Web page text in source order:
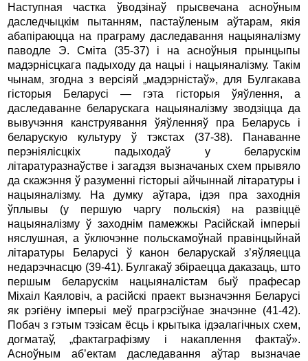
Наступная частка ўводзінаў прысвечана асноўным
даследчыцкім пытанням, пастаўленым аўтарам, якія
абапіраюцца на праграму даследавання нацыяналізму
паводле Э. Сміта (35-37) i на асноўныя прынцыпы
мадэрнісцкага падыходу да нацыі i нацыяналізму. Такім
чынам, згодна з версіяй „мадэрністаў», для Булгакава
гісторыя Беларусі — гэта гісторыя ўяўлення, a
даследаванне беларускага нацыяналізму зводзіцца да
вывучэння канструявання ўяўленняў пра Беларусь i
беларускую культуру ў тэкстах (37-38). Панаванне
перэніялісцкіх падыходаў у беларускім
літаратуразнаўстве і загадзя вызначаных схем прывяло
да скажэння ў разуменні гісторыі айчыннай літаратуры i
нацыяналізму. На думку аўтара, ідэя пра заходнія
ўплывы (у першую чаргу польскія) на развіццё
нацыяналізму ў заходнім памежжы Расійскай імперыі
няслушная, a ўключэнне польскамоўнай правінцыйнай
літаратуры Беларусі ў канон беларускай з’яўляецца
недарэчнасцю (39-41). Булгакаў збіраецца даказаць, што
першым беларускім нацыяналістам быў прафесар
Міхаіл Каяловіч, a расійскі праект вызначэння Беларусі
як рэгіёну імперыі меў прагрэсіўнае значэнне (41-42).
Побач з гэтым тэзісам ёсць i крытыка ідэалагічных схем,
догматаў, „фактаграфізму i накаплення фактаў».
Асноўным аб’ектам даследавання аўтар вызначае